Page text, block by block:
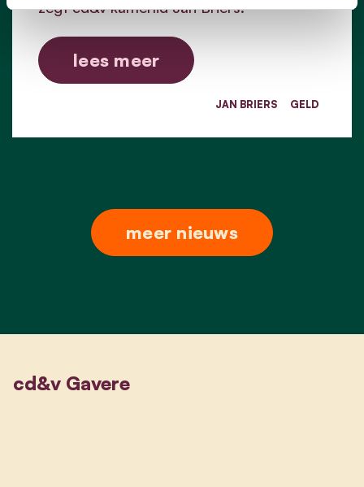
zegt cd&v kamerlid Jan Briers.
lees meer
JAN BRIERS GELD
meer nieuws
cd&v Gavere